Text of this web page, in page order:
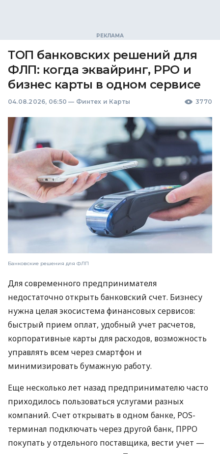
ТОП банковских решений для
ФЛП: когда эквайринг, РРО и
бизнес карты в одном сервисе
04.08.2026, 06:50 — Финтех и Карты 3770
Банковские решения для ФЛП
Для современного предпринимателя
недостаточно открыть банковский счет. Бизнесу
нужна целая экосистема финансовых сервисов:
быстрый прием оплат, удобный учет расчетов,
корпоративные карты для расходов, возможность
управлять всем через смартфон и
минимизировать бумажную работу.
Еще несколько лет назад предпринимателю часто
приходилось пользоваться услугами разных
компаний. Счет открывать в одном банке, POS-
терминал подключать через другой банк, ПРРО
покупать у отдельного поставщика, вести учет —